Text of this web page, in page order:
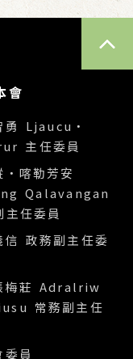
會
勇 Ljaucu‧
主任委員
‧喀勒芳安
Qalavangan
主任委員
政務副主任委
梅莊 Adralriw
常務副主任
員